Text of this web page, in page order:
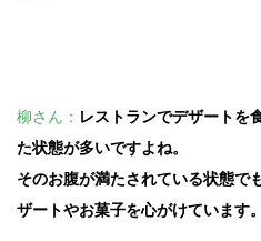
柳さん： レストランでデザートを
た状態が多いですよね。
そのお腹が満たされている状態で
ザートやお菓子を心がけています。